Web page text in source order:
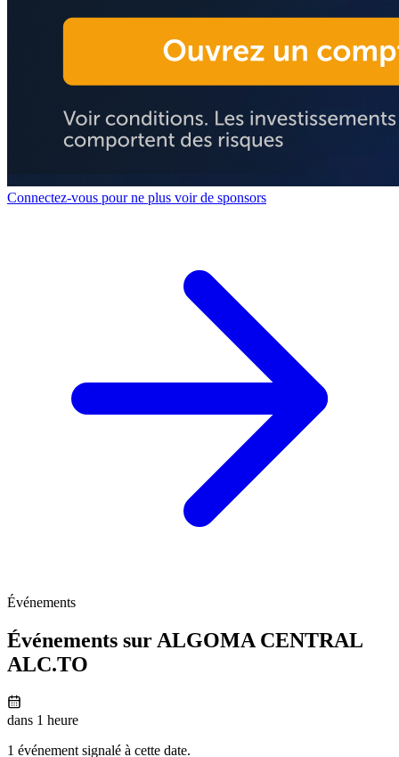
Connectez-vous pour ne plus voir de sponsors
Événements
Événements sur ALGOMA CENTRAL
ALC.TO
dans 1 heure
1 événement signalé à cette date.